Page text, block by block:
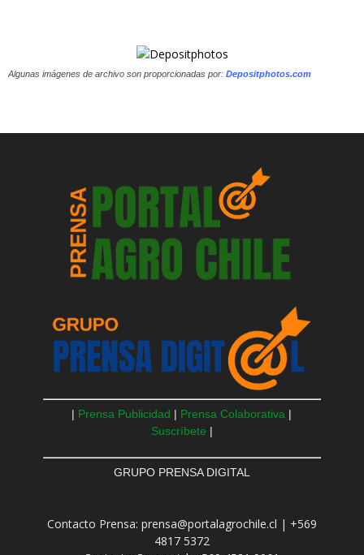
Algunas imágenes de archivo son proporcionadas por: Depositphotos.com
| Prensa Publicidad | Prensa Colaborativa |
Suscríbete |
GRUPO PRENSA DIGITAL
Contacto Prensa: prensa@portalagrochile.cl | +569
4817 5372